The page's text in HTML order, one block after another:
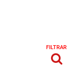
FILTRAR